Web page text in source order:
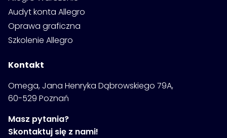
Audyt konta Allegro
Oprawa graficzna
Szkolenie Allegro
Kontakt
Omega, Jana Henryka Dąbrowskiego 79A,
60-529 Poznań
Masz pytania?
Skontaktuj się z nami!